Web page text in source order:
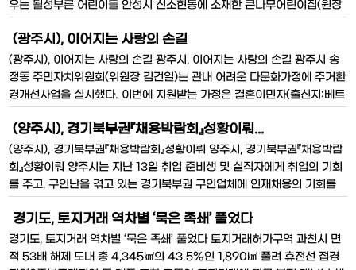
우는 될성부른 어린이들 안성시 신소현동에 소재한 큰나무어린이집(원장
받은 동전을 모은다. 이렇게 모아진 동
(광주시), 이어지는 사랑의 손길
(광주시), 이어지는 사랑의 손길 광주시, 이어지는 사랑의 손길 광주시 송
정동 주민자치위원회(위원장 김건일)는 관내 어려운 다문화가정에 주거환
경개선사업을 실시했다. 이번에 지원받는 가정은 결혼이민자(출신지:베트
자치위원회에 알려져 도움의 손길을 받게 되었다. 송정
(양주시), 경기북부권『채용박람회』성황이뤄...
(양주시), 경기북부권『채용박람회』성황이뤄 양주시, 경기북부권『채용박람
회』성황이뤄 양주시는 지난 13일 취업 준비생 및 실직자에게 취업의 기회
를 주고, 구인난을 겪고 있는 경기북부권 구인업체에 인재채용의 기회를
대회의실에서 채용박람회를 개최했다. 이번 채용
경기도, 토지거래 역차별 ‘묵은 족쇄’ 풀었다
경기도, 토지거래 역차별 ‘묵은 족쇄’ 풀었다 토지거래허가구역 과천시 면
적 53배 해제 도내 총 4,345㎢의 43.5%인 1,890㎢ 풀려 휴전선 접경